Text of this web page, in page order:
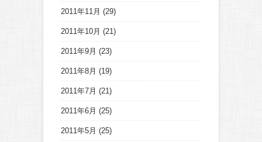
2011年11月 (29)
2011年10月 (21)
2011年9月 (23)
2011年8月 (19)
2011年7月 (21)
2011年6月 (25)
2011年5月 (25)